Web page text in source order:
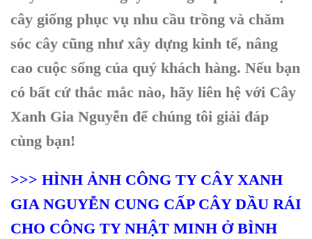
cây giống phục vụ nhu cầu trồng và chăm
sóc cây cũng như xây dựng kinh tế, nâng
cao cuộc sống của quý khách hàng. Nếu bạn
có bất cứ thắc mắc nào, hãy liên hệ với Cây
Xanh Gia Nguyễn để chúng tôi giải đáp
cùng bạn!
>>> HÌNH ẢNH CÔNG TY CÂY XANH
GIA NGUYỄN CUNG CẤP CÂY DẦU RÁI
CHO CÔNG TY NHẬT MINH Ở BÌNH